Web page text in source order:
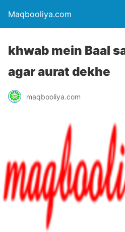
Maqbooliya.com
khwab mein Baal
agar aurat dekhe
maqbooliya.com